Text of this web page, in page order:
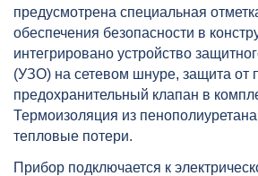
предусмотрена специальная
обеспечения безопасности в
интегрировано устройство
(УЗО) на сетевом шнуре, защита от
предохранительный клапан в
Термоизоляция из
тепловые потери.
Прибор подключается к